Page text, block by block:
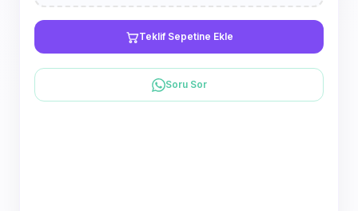
Teklif Sepetine Ekle
Soru Sor